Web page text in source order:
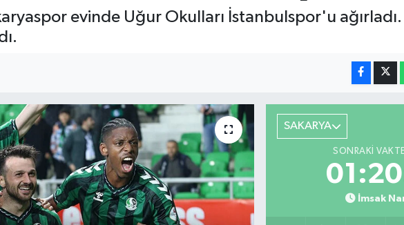
evinde Uğur Okulları İstanbulspor'u
SAKARYA
SONRAKI
İmsak